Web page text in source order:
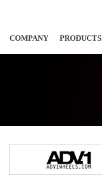
COMPANY PRODUCTS